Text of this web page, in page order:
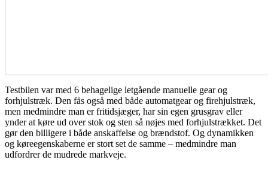
Testbilen var med 6 behagelige letgående manuelle gear og
forhjulstræk. Den fås også med både automatgear og firehjulstræk,
men medmindre man er fritidsjæger, har sin egen grusgrav eller
ynder at køre ud over stok og sten så nøjes med forhjulstrækket. Det
gør den billigere i både anskaffelse og brændstof. Og dynamikken
og køreegenskaberne er stort set de samme – medmindre man
udfordrer de mudrede markveje.